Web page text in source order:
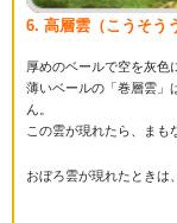
6. 高層雲（こうそう
厚めのベールで空を灰色
薄いベールの「巻層雲」
ん。
この雲が現れたら、まも
おぼろ雲が現れたときは